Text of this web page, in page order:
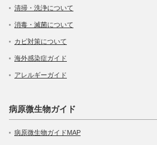
清掃・洗浄について
消毒・滅菌について
カビ対策について
海外感染症ガイド
アレルギーガイド
病原微生物ガイド
病原微生物ガイドMAP